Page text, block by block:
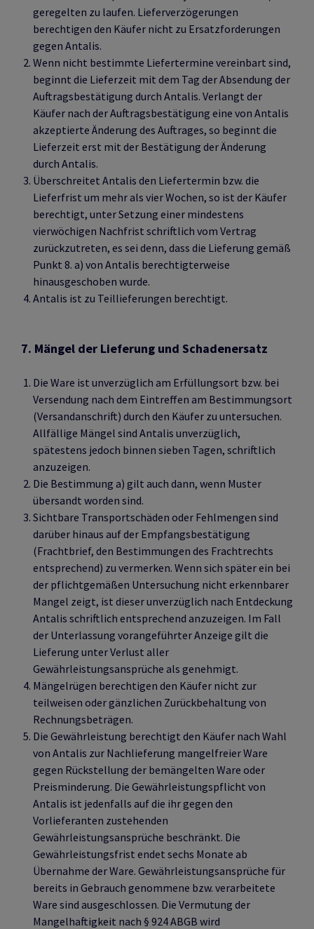
geregelten zu laufen. Lieferverzögerungen
berechtigen den Käufer nicht zu Ersatzforderungen
gegen Antalis.
Wenn nicht bestimmte Liefertermine vereinbart sind,
beginnt die Lieferzeit mit dem Tag der Absendung der
Auftragsbestätigung durch Antalis. Verlangt der
Käufer nach der Auftragsbestätigung eine von Antalis
akzeptierte Änderung des Auftrages, so beginnt die
Lieferzeit erst mit der Bestätigung der Änderung
durch Antalis.
Überschreitet Antalis den Liefertermin bzw. die
Lieferfrist um mehr als vier Wochen, so ist der Käufer
berechtigt, unter Setzung einer mindestens
vierwöchigen Nachfrist schriftlich vom Vertrag
zurückzutreten, es sei denn, dass die Lieferung gemäß
Punkt 8. a) von Antalis berechtigterweise
hinausgeschoben wurde.
Antalis ist zu Teillieferungen berechtigt.
7. Mängel der Lieferung und Schadenersatz
Die Ware ist unverzüglich am Erfüllungsort bzw. bei
Versendung nach dem Eintreffen am Bestimmungsort
(Versandanschrift) durch den Käufer zu untersuchen.
Allfällige Mängel sind Antalis unverzüglich,
spätestens jedoch binnen sieben Tagen, schriftlich
anzuzeigen.
Die Bestimmung a) gilt auch dann, wenn Muster
übersandt worden sind.
Sichtbare Transportschäden oder Fehlmengen sind
darüber hinaus auf der Empfangsbestätigung
(Frachtbrief, den Bestimmungen des Frachtrechts
entsprechend) zu vermerken. Wenn sich später ein bei
der pflichtgemäßen Untersuchung nicht erkennbarer
Mangel zeigt, ist dieser unverzüglich nach Entdeckung
Antalis schriftlich entsprechend anzuzeigen. Im Fall
der Unterlassung vorangeführter Anzeige gilt die
Lieferung unter Verlust aller
Gewährleistungsansprüche als genehmigt.
Mängelrügen berechtigen den Käufer nicht zur
teilweisen oder gänzlichen Zurückbehaltung von
Rechnungsbeträgen.
Die Gewährleistung berechtigt den Käufer nach Wahl
von Antalis zur Nachlieferung mangelfreier Ware
gegen Rückstellung der bemängelten Ware oder
Preisminderung. Die Gewährleistungspflicht von
Antalis ist jedenfalls auf die ihr gegen den
Vorlieferanten zustehenden
Gewährleistungsansprüche beschränkt. Die
Gewährleistungsfrist endet sechs Monate ab
Übernahme der Ware. Gewährleistungsansprüche für
bereits in Gebrauch genommene bzw. verarbeitete
Ware sind ausgeschlossen. Die Vermutung der
Mangelhaftigkeit nach § 924 ABGB wird